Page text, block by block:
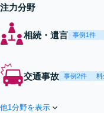
注力分野
相続・遺言 事例1件
交通事故 事例2件 料
他1分野を表示